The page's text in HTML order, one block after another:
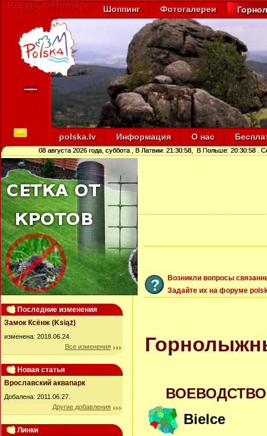
Ресурс о Польше Шоппинг Фотогалереи
polska.lv Информация О нас
08 августа 2026 года, суббота , В Латвии: 21:30:58 , В Польше: 20:30:58 .
Последние изменения
Замок Ксёнж (Książ)
изменена: 2018.06.24.
Все изменения
Новая статья
Врославский аквапарк
Добалена: 2011.06.27.
Другие добавления
Линки
Возникли вопросы
Задайте их на форуме
ВОЕВОДСТВО
Bielce